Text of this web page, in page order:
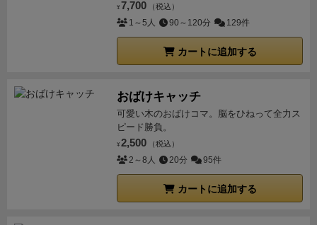
¥ 7,700 （税込）
1～5人 90～120分 129件
カートに追加する
おばけキャッチ
可愛い木のおばけコマ。脳をひねって全力ス
ピード勝負。
¥ 2,500 （税込）
2～8人 20分 95件
カートに追加する